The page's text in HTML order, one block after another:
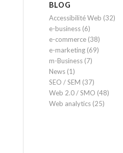
BLOG
Accessibilité Web (32)
e-business (6)
e-commerce (38)
e-marketing (69)
m-Business (7)
News (1)
SEO / SEM (37)
Web 2.0 / SMO (48)
Web analytics (25)